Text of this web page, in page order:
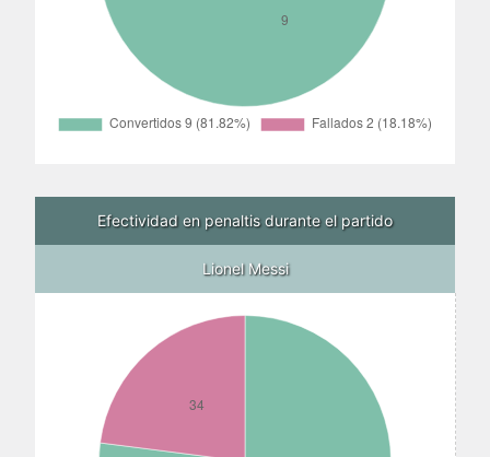
Efectividad en penaltis durante el partido
Lionel Messi